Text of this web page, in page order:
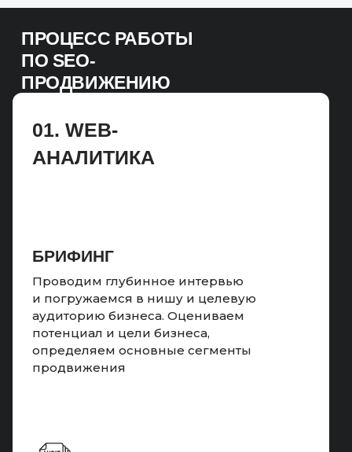
ПРОЦЕСС РАБОТЫ
ПО SEO-
ПРОДВИЖЕНИЮ
БРИФИНГ
Проводим глубинное интервью
и погружаемся в нишу и целевую
аудиторию бизнеса. Оцениваем
потенциал и цели бизнеса,
определяем основные сегменты
продвижения
01. WEB-
АНАЛИТИКА